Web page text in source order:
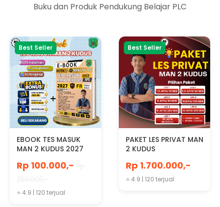
Buku dan Produk Pendukung Belajar PLC
Best Seller
EBOOK TES MASUK
MAN 2 KUDUS 2027
Rp 100.000,-
⭐ 4.9 | 120 terjual
Best Seller
PAKET LES PRIVAT MAN
2 KUDUS
Rp 1.700.000,-
⭐ 4.9 | 120 terjual